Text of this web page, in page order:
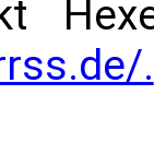
.